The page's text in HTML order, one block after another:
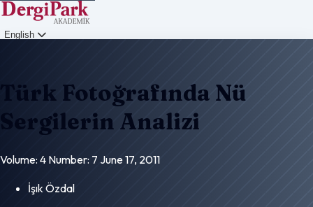
English
Türk Fotoğrafında Nü
Sergilerin Analizi
Volume: 4 Number: 7 June 17, 2011
İşık Özdal